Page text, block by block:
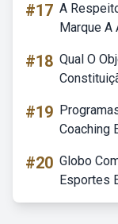
#17 A
Marque A
#18 Qual O
#19
Coaching
#20 Globo
Esportes